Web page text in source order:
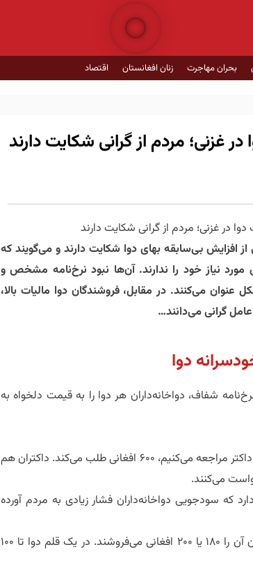
بحران مهاجرت زنان افغانستان اقتصاد
غزنی؛ مردم از گرانی شکایت دارند
افزایش بی‌سابقه بهای دوا شکایت دارند و می‌گویند که
مورد نیاز خود را ندارند. آن‌ها نبود نرخ‌نامه مشخص و
عنوان می‌کنند. در مقابل، فروشندگان دوا مالیات بالا،
گرانی می‌دانند…
دوا
شفاف، دواخانه‌داران هر دوا را به قیمت دلخواه به
ما روزانه ۳۰۰ افغانی درآمد داریم، اما وقتی به داکتر مراجعه می‌کنیم، ۶۰۰ افغانی طلب می‌کند. داکتران هم
که سودجویی دواخانه‌داران فشار زیادی به مردم آورده
دوایی که ۱۰۰ افغانی قیمت دارد، دواخانه‌داران آن را ۱۸۰ یا ۲۰۰ افغانی می‌فروشند. در یک قلم دوا تا ۱۰۰